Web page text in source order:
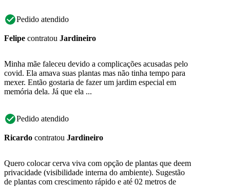
Pedido atendido
Felipe contratou Jardineiro
Minha mãe faleceu devido a complicações acusadas pelo
covid. Ela amava suas plantas mas não tinha tempo para
mexer. Então gostaria de fazer um jardim especial em
memória dela. Já que ela ...
Pedido atendido
Ricardo contratou Jardineiro
Quero colocar cerva viva com opção de plantas que deem
privacidade (visibilidade interna do ambiente). Sugestão
de plantas com crescimento rápido e até 02 metros de